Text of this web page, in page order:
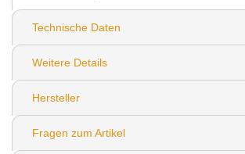
Technische Daten
Weitere Details
Hersteller
Fragen zum Artikel